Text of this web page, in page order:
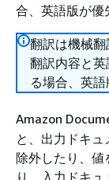
合、英語版が優
翻訳は機械
翻訳内容と
る場合、英語
Amazon
と、出力ドキ
除外したり、値
り、入力ドキ